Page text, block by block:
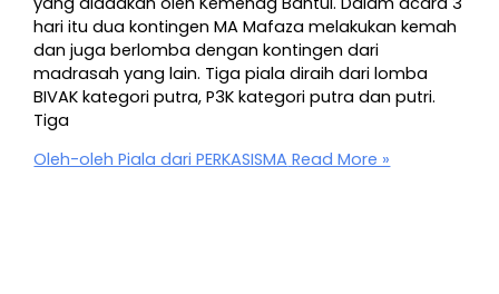
hari itu dua kontingen MA Mafaza melakukan kemah
dan juga berlomba dengan kontingen dari
madrasah yang lain. Tiga piala diraih dari lomba
BIVAK kategori putra, P3K kategori putra dan putri.
Tiga
Oleh-oleh Piala dari PERKASISMA Read More »